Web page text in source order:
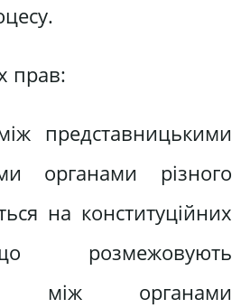
прав:
представницькими
органами різного
на конституційних
розмежовують
між органами